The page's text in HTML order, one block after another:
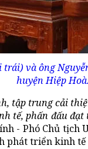
và ông
huyện Hiệp
tập trung cải
tế, phấn đấu
- Phó Chủ tịch
phát triển kinh tế